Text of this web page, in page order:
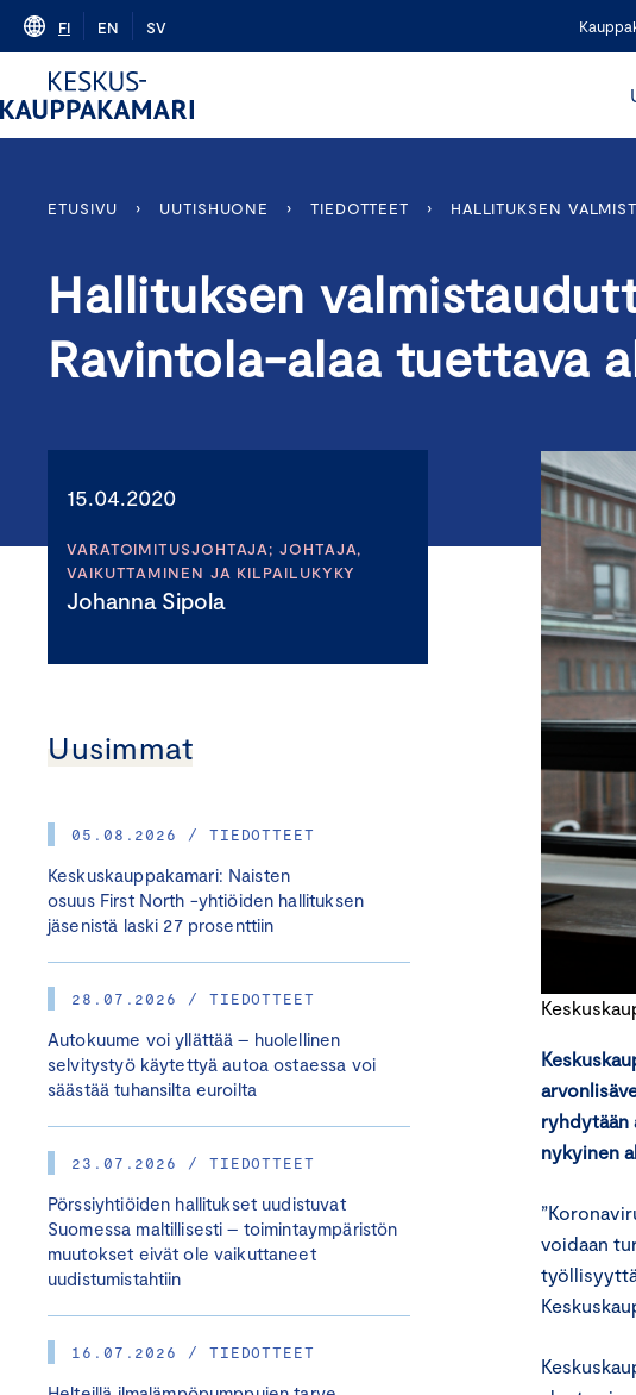
Skip
content
FI EN SV
ETUSIVU › UUTISHUONE › TIEDOTTEET › HALLITUKSEN
Hallituksen
Ravintola-alaa tuettava
15.04.2020
VARATOIMITUSJOHTAJA; JOHTAJA,
VAIKUTTAMINEN JA KILPAILUKYKY
Johanna Sipola
Uusimmat
05.08.2026 / TIEDOTTEET
Keskuskauppakamari: Naisten
osuus First North -yhtiöiden hallituksen
jäsenistä laski 27 prosenttiin
28.07.2026 / TIEDOTTEET
Autokuume voi yllättää – huolellinen
selvitystyö käytettyä autoa ostaessa voi
säästää tuhansilta euroilta
23.07.2026 / TIEDOTTEET
Pörssiyhtiöiden hallitukset uudistuvat
Suomessa maltillisesti – toimintaympäristön
muutokset eivät ole vaikuttaneet
uudistumistahtiin
16.07.2026 / TIEDOTTEET
ryhdytään
nykyinen
voidaan
työllisyyttä